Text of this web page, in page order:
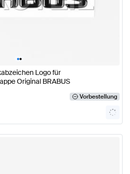
••
Logo für
Original BRABUS
Vorbestellung